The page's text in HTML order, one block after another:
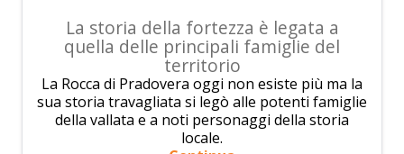
La storia della fortezza è legata a
quella delle principali famiglie del
territorio
La Rocca di Pradovera oggi non esiste più ma la
sua storia travagliata si legò alle potenti famiglie
della vallata e a noti personaggi della storia
locale.